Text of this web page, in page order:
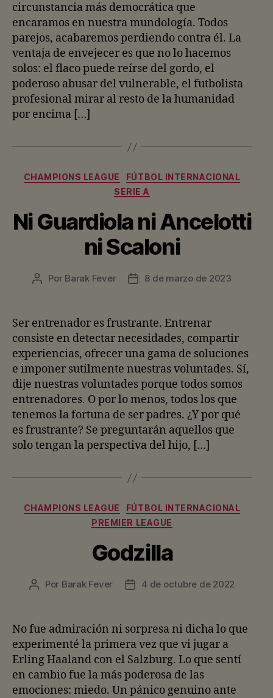
circunstancia más democrática que
encaramos en nuestra mundología. Todos
parejos, acabaremos perdiendo contra él. La
ventaja de envejecer es que no lo hacemos
solos: el flaco puede reírse del gordo, el
poderoso abusar del vulnerable, el futbolista
profesional mirar al resto de la humanidad
por encima […]
Categorías
CHAMPIONS LEAGUE
FÚTBOL INTERNACIONAL
SERIE A
Ni Guardiola ni Ancelotti
ni Scaloni
Autor
entrada
Por Barak Fever
Fecha
entrada
8 de marzo de 2023
Ser entrenador es frustrante. Entrenar
consiste en detectar necesidades, compartir
experiencias, ofrecer una gama de soluciones
e imponer sutilmente nuestras voluntades. Sí,
dije nuestras voluntades porque todos somos
entrenadores. O por lo menos, todos los que
tenemos la fortuna de ser padres. ¿Y por qué
es frustrante? Se preguntarán aquellos que
solo tengan la perspectiva del hijo, […]
Categorías
CHAMPIONS LEAGUE
FÚTBOL INTERNACIONAL
PREMIER LEAGUE
Godzilla
Autor
entrada
Por Barak Fever
Fecha
entrada
4 de octubre de 2022
No fue admiración ni sorpresa ni dicha lo que
experimenté la primera vez que vi jugar a
Erling Haaland con el Salzburg. Lo que sentí
en cambio fue la más poderosa de las
emociones: miedo. Un pánico genuino ante